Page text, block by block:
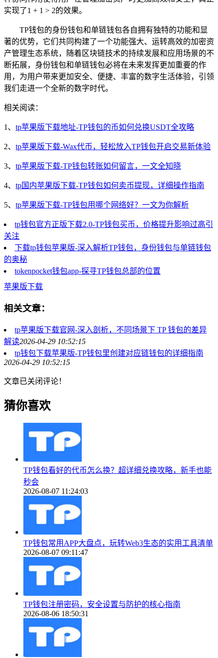
实现了1 + 1 > 2的效果。
TP钱包的身份钱包和单链钱包各自拥有独特的功能和显
著的优势，它们共同构建了一个功能强大、运转高效的加密资
产管理生态系统，随着区块链技术的持续发展和应用场景的不
断拓展，身份钱包和单链钱包必将在未来发挥更加重要的作
用，为用户带来更加安全、便捷、丰富的数字生活体验，引领
我们走进一个全新的数字时代。
相关阅读：
1、 tp苹果版下载地址-TP钱包的币如何兑换USDT全攻略
2、 tp苹果版下载-Wax代币，轻松放入TP钱包开启交易新体验
3、 tp苹果版下载-TP钱包转账如何留言，一文全知晓
4、 tp国内苹果版下载-TP钱包如何卖币提现，详细操作指南
5、 tp苹果版下载-TP钱包用哪个网络好？一文为你解析
tp钱包官方正版下载2.0-TP钱包买币，价格提升影响过高引
关注
下载tp钱包苹果版-深入解析TP钱包，身份钱包与单链钱包
的奥秘
tokenpocket钱包app-探寻TP钱包总部的位置
苹果版下载
相关文章：
tp苹果版下载官网-深入剖析，不同场景下 TP 钱包的差异
解读2026-04-29 10:52:15
tp钱包下载苹果版-TP钱包里创建对应链钱包的详细指南
2026-04-29 10:52:15
文章已关闭评论！
猜你喜欢
TP钱包看好的代币怎么换？超详细兑换攻略，新手也能
秒会
2026-08-07 11:24:03
TP钱包常用APP大盘点，玩转Web3生态的实用工具清单
2026-08-07 09:11:47
TP钱包注册密码，安全设置与防护的核心指南
2026-08-06 18:50:31